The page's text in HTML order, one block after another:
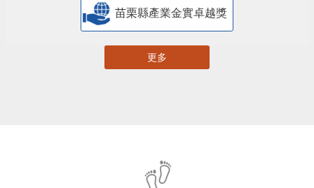
苗栗縣產業金實卓越獎
更多